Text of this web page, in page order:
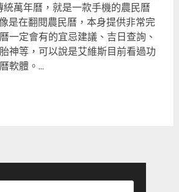
萬年曆，就是一款手機的農民曆
是在翻閱農民曆，本身提供非常完
一定會有的宜忌建議、吉日查詢、
神等，可以說是艾維斯目前看過功
軟體。...